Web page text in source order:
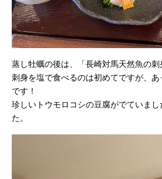
蒸し牡蠣の後は、「長崎対馬天然魚の刺
刺身を塩で食べるのは初めてですが、
です！
珍しいトウモロコシの豆腐がでていま
た。